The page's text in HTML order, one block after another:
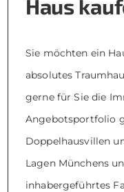
Haus
Sie möchten ein
absolutes
gerne für Sie die
Angebotsportfolio
Doppelhausvillen
Lagen Münchens
inhabergeführtes